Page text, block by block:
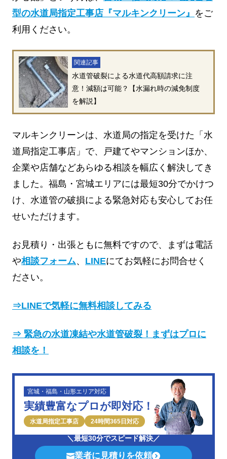
型の水道局指定工事店『マルキンクリーン』 をご
利用ください。
関連記事
水道管破裂による水道代高額請求に注
意！減額は可能？【水漏れ時の減免制度
を解説】
マルキンクリーンは、水道局の指定を受けた「水
道局指定工事店」で、戸建てやマンションほか、
企業や店舗などあらゆる相談を幅広く解決してき
ました。福島・宮城エリアには最短30分でかけつ
け、水道管の破損による緊急対応も安心してお任
せいただけます。
お見積り・出張ともに無料ですので、まずは電話
や相談フォーム、 LINEにてお気軽にお問合せく
ださい。
⇒LINEで気軽に無料相談してみる
⇒ 緊急の水道凍結や水道管破裂！まずはプロに
相談を！
宮城・福島・山形エリア対応
実績豊富なプロが即対応！
水道局指定工事店 24時間365日対応
＼最短30分でスピード解決／
業者に見積りを依頼